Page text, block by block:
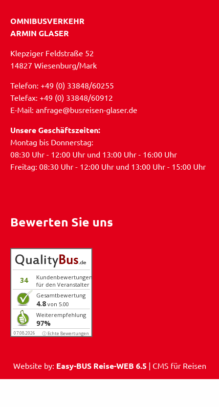
OMNIBUSVERKEHR
ARMIN GLASER
Klepziger Feldstraße 52
14827 Wiesenburg/Mark
Telefon: +49 (0) 33848/60255
Telefax: +49 (0) 33848/60912
E-Mail: anfrage@busreisen-glaser.de
Unsere Geschäftszeiten:
Montag bis Donnerstag:
08:30 Uhr - 12:00 Uhr und 13:00 Uhr - 16:00 Uhr
Freitag: 08:30 Uhr - 12:00 Uhr und 13:00 Uhr - 15:00 Uhr
Bewerten Sie uns
34
Kundenbewertungen
für den Veranstalter
Gesamtbewertung
4.8 von 5.00
Weiterempfehlung
97%
07.08.2026 ⓘ Echte Bewertungen
Website by: Easy-BUS Reise-WEB 6.5| CMS für Reisen